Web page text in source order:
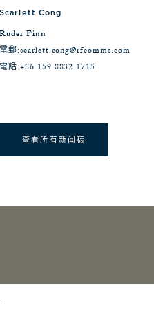
Scarlett Cong
Ruder Finn
電郵:scarlett.cong@rfcomms.com
電話:+86 159 8832 1715
查看所有新闻稿